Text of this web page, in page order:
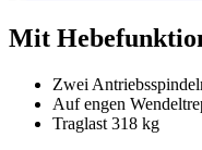
Mit
Zwei
Auf engen
Traglast 318 kg